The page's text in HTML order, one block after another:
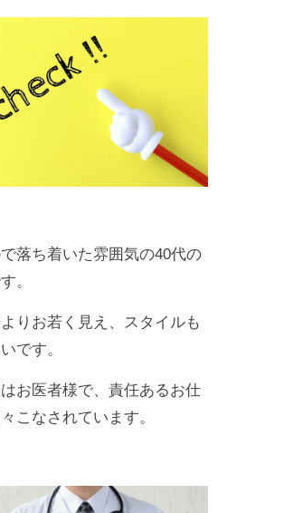
落ち着いた雰囲気の40代の
。
りお若く見え、スタイルも
です。
お医者様で、責任あるお仕
こなされています。